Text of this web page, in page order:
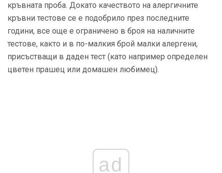
кръвната проба. Докато качеството на алергичните
кръвни тестове се е подобрило през последните
години, все още е ограничено в броя на наличните
тестове, както и в по-малкия брой малки алергени,
присъстващи в даден тест (като например определен
цветен прашец или домашен любимец).
ad